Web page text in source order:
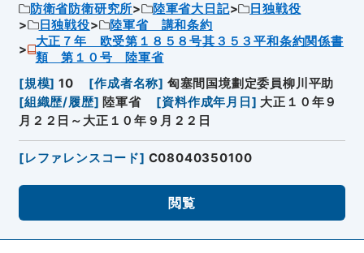
防衛省防衛研究所 陸軍省大日記
日独戦役
日独戦役
陸軍省 講和条約
大正７年 欧受第１８５８号其３５３平和条約関係書
類 第１０号 陸軍省
[規模] 10 [作成者名称] 匈塞間国境劃定委員柳川平助
[組織歴/履歴] 陸軍省 [資料作成年月日 ] 大正１０年９
月２２日～大正１０年９月２２日
[レファレンスコード] C08040350100
閲覧